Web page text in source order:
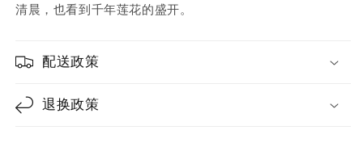
清晨，也看到千年莲花的盛开。
配送政策
退换政策